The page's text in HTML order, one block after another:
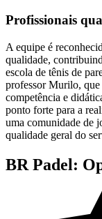
Profissionais
A equipe é
qualidade,
escola de tênis de
professor Murilo, que
competência e
ponto forte para a
uma comunidade de
qualidade geral do
BR Padel: